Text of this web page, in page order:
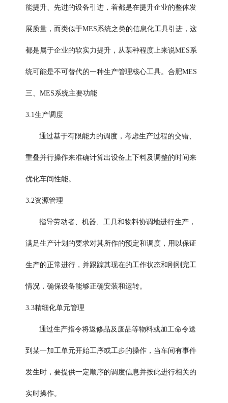
能提升、先进的设备引进，着都是在提升企业的整体发
展质量，而类似于MES系统之类的信息化工具引进，这
都是属于企业的软实力提升，从某种程度上来说MES系
统可能是不可替代的一种生产管理核心工具。合肥MES
三、MES系统主要功能
3.1生产调度
通过基于有限能力的调度，考虑生产过程的交错、
重叠并行操作来准确计算出设备上下料及调整的时间来
优化车间性能。
3.2资源管理
指导劳动者、机器、工具和物料协调地进行生产，
满足生产计划的要求对其所作的预定和调度，用以保证
生产的正常进行，并跟踪其现在的工作状态和刚刚完工
情况，确保设备能够正确安装和运转。
3.3精细化单元管理
通过生产指令将返修品及废品等物料或加工命令送
到某一加工单元开始工序或工步的操作，当车间有事件
发生时，要提供一定顺序的调度信息并按此进行相关的
实时操作。